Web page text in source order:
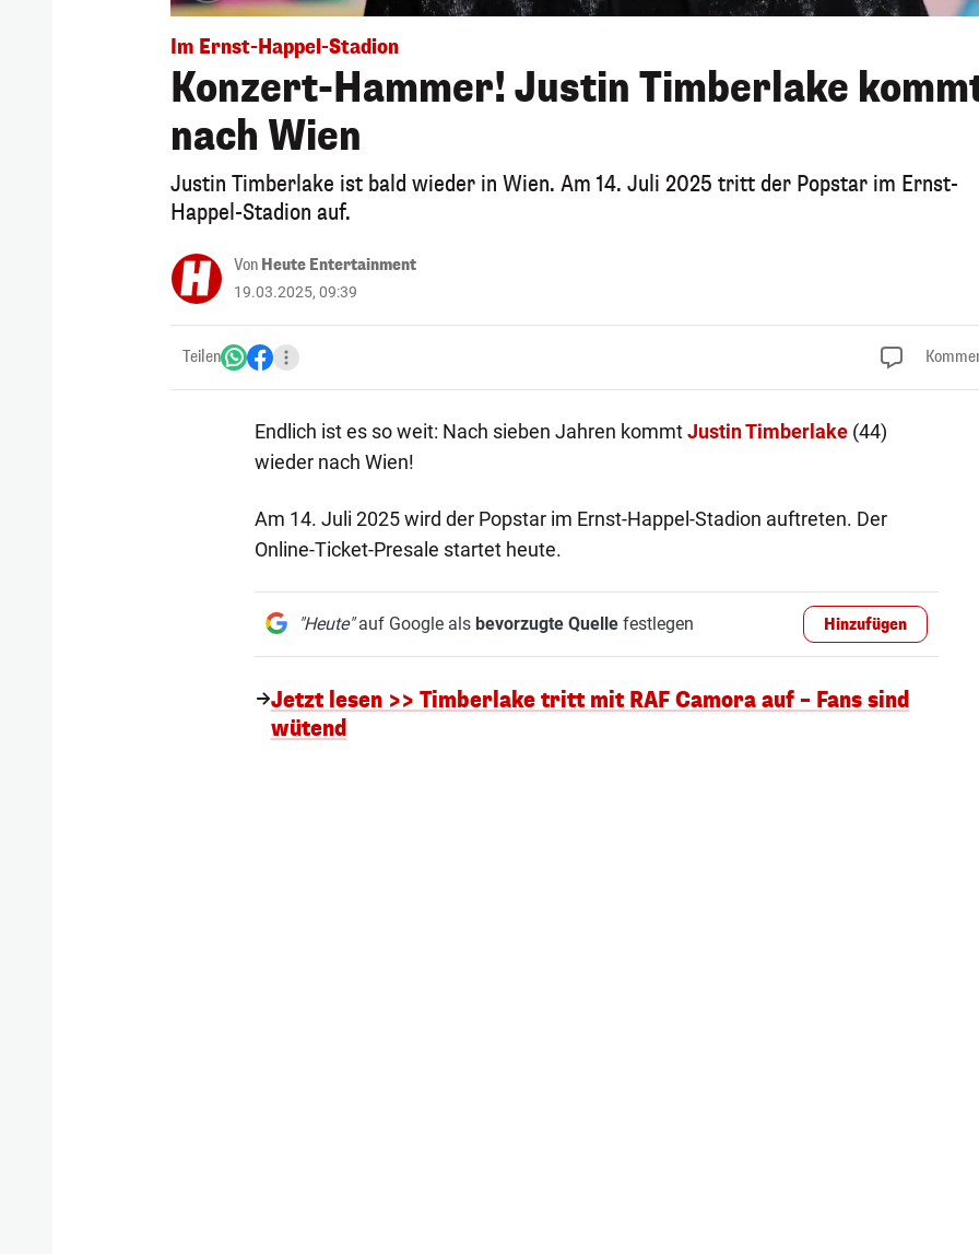
Im Ernst-Happel-Stadion
Konzert-Hammer! Justin Timberlake
nach Wien
Justin Timberlake ist bald wieder in Wien. Am 14. Juli 2025 tritt der Popstar im Ernst-
Happel-Stadion auf.
Von Heute Entertainment
19.03.2025, 09:39
Teilen
Endlich ist es so weit: Nach sieben Jahren kommtJustin Timberlake(44)
wieder nach Wien!
Am 14. Juli 2025 wird der Popstar im Ernst-Happel-Stadion auftreten. Der
Online-Ticket-Presale startet heute.
"Heute"auf Google als bevorzugte Quellefestlegen Hinzufügen
Jetzt lesen >> Timberlake tritt mit RAF Camora auf – Fans sind
wütend